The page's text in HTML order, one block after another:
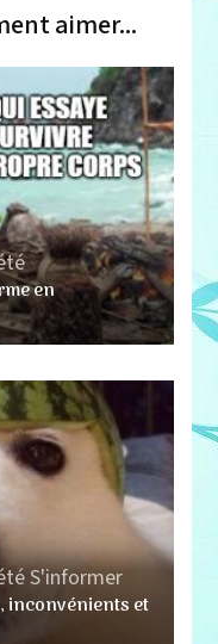
aimer...
en
S'informer
inconvénients et